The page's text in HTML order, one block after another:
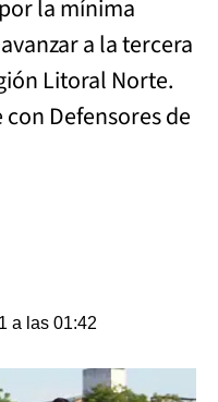
la mínima
a la tercera
Litoral Norte.
Defensores de
a las 01:42